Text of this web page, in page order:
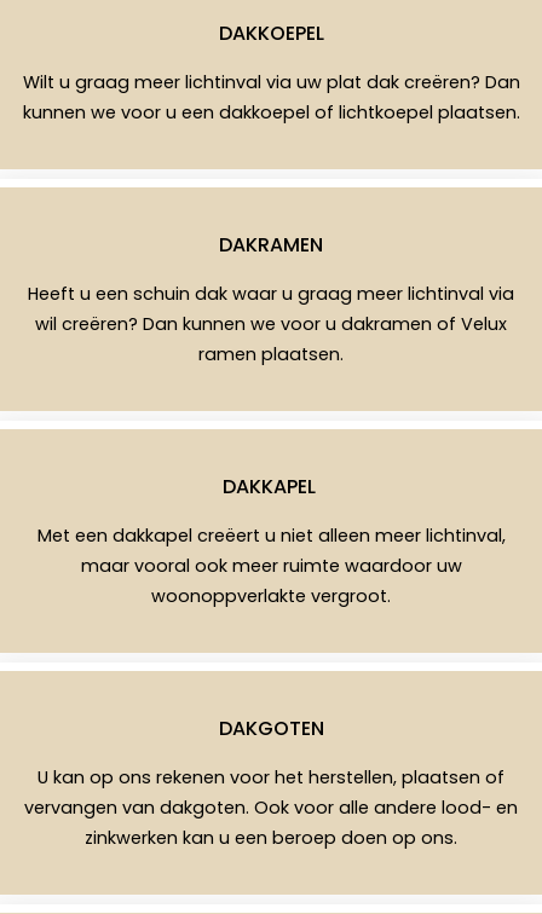
DAKKOEPEL
Wilt u graag meer lichtinval via uw plat dak creëren? Dan
kunnen we voor u een dakkoepel of lichtkoepel plaatsen.
DAKRAMEN
Heeft u een schuin dak waar u graag meer lichtinval via
wil creëren? Dan kunnen we voor u dakramen of Velux
ramen plaatsen.
DAKKAPEL
Met een dakkapel creëert u niet alleen meer lichtinval,
maar vooral ook meer ruimte waardoor uw
woonoppverlakte vergroot.
DAKGOTEN
U kan op ons rekenen voor het herstellen, plaatsen of
vervangen van dakgoten. Ook voor alle andere lood- en
zinkwerken kan u een beroep doen op ons.